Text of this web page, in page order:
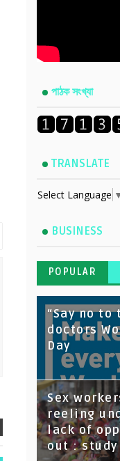
পাঠক সংখ্যা
TRANSLATE
Select Language
BUSINESS
POPULAR
“Say no to
doctors
Day
Sex
reeling
lack of
out : study